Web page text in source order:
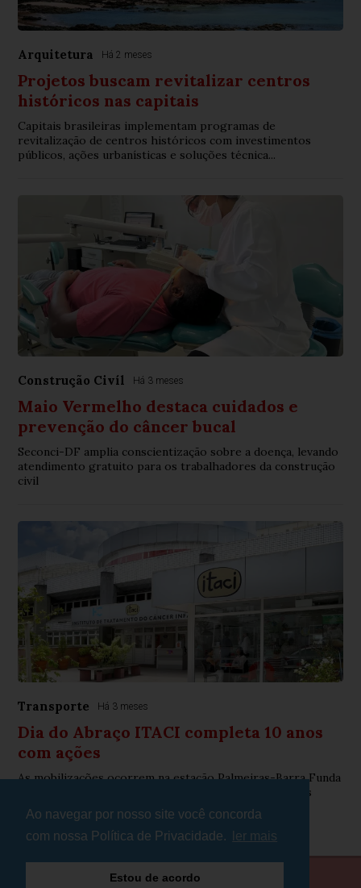
Ao navegar por nosso site você concorda
com nossa Política de Privacidade.
ler mais
Estou de acordo
Arquitetura Há 2 meses
Projetos buscam revitalizar centros
históricos nas capitais
Capitais brasileiras implementam programas de
revitalização de centros históricos com investimentos
públicos, ações urbanísticas e soluções técnica...
Construção Civíl Há 3 meses
Maio Vermelho destaca cuidados e
prevenção do câncer bucal
Seconci-DF amplia conscientização sobre a doença, levando
atendimento gratuito para os trabalhadores da construção
civil
Transporte Há 3 meses
Dia do Abraço ITACI completa 10 anos
com ações
As mobilizações ocorrem na estação Palmeiras-Barra Funda
da CPTM, no Top Center Shopping e nas redes sociais